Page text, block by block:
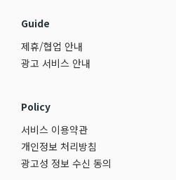
Guide
제휴/협업 안내
광고 서비스 안내
Policy
서비스 이용약관
개인정보 처리방침
광고성 정보 수신 동의